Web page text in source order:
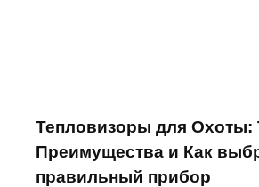
Тепловизоры для Охоты:
Преимущества и Как
правильный прибор